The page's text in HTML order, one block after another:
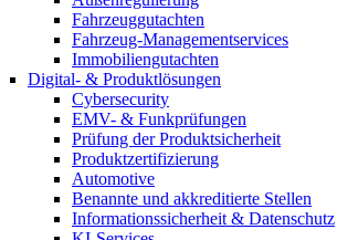
Fahrzeuggutachten
Fahrzeug-Managementservices
Immobiliengutachten
Digital- & Produktlösungen
Cybersecurity
EMV- & Funkprüfungen
Prüfung der Produktsicherheit
Produktzertifizierung
Automotive
Benannte und akkreditierte Stellen
Informationssicherheit & Datenschutz